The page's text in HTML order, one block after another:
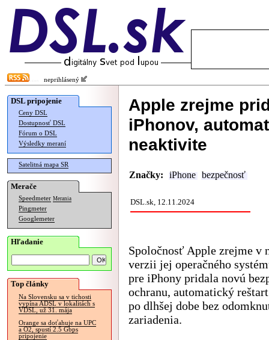
neprihlásený
DSL pripojenie
Ceny DSL
Dostupnosť DSL
Fórum o DSL
Výsledky meraní
Satelitná mapa SR
Merače
Speedmeter Merania
Pingmeter
Googlemeter
Hľadanie
Top články
Na Slovensku sa v tichosti
vypína ADSL v lokalitách s
VDSL, už 31. mája
Orange sa doťahuje na UPC
a O2, spustí 2.5 Gbps
pripojenie
Apple zrejme
iPhonov,
neaktivite
Značky: iPhone bezpečnosť
DSL.sk, 12.11.2024
Spoločnosť Apple zrejme v
verzii jej operačného
pre iPhony pridala novú
ochranu, automatický
po dlhšej dobe bez
zariadenia.